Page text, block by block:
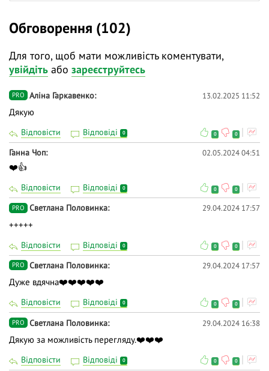
Обговорення (102)
Для того, щоб мати можливість коментувати,
увійдіть або зареєструйтесь
PRO Аліна Гаркавенко 13.02.2025 11:52
Дякую
Відповісти Відповіді 0 0 0
Ганна Чоп 02.05.2024 04:51
❤️👍
Відповісти Відповіді 0 0 0
PRO Светлана Половинка 29.04.2024 17:57
+++++
Відповісти Відповіді 0 0 0
PRO Светлана Половинка 29.04.2024 17:57
Дуже вдячна❤️❤️❤️❤️❤️
Відповісти Відповіді 0 0 0
PRO Светлана Половинка 29.04.2024 16:38
Дякую за можливість перегляду.❤️❤️❤️
Відповісти Відповіді 0 0 0